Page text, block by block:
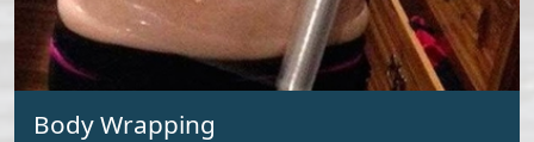
Body Wrapping